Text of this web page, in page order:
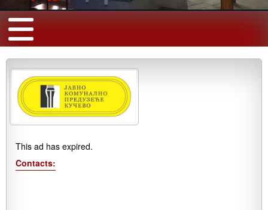
This ad has expired.
Contacts: